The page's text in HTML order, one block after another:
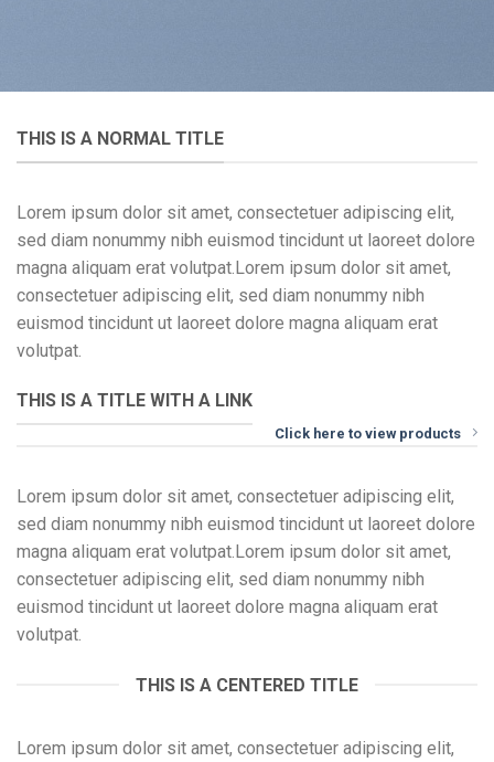
THIS IS A NORMAL TITLE
Lorem ipsum dolor sit amet, consectetuer adipiscing elit,
sed diam nonummy nibh euismod tincidunt ut laoreet dolore
magna aliquam erat volutpat.Lorem ipsum dolor sit amet,
consectetuer adipiscing elit, sed diam nonummy nibh
euismod tincidunt ut laoreet dolore magna aliquam erat
volutpat.
THIS IS A TITLE WITH A LINK
Click here to view products
Lorem ipsum dolor sit amet, consectetuer adipiscing elit,
sed diam nonummy nibh euismod tincidunt ut laoreet dolore
magna aliquam erat volutpat.Lorem ipsum dolor sit amet,
consectetuer adipiscing elit, sed diam nonummy nibh
euismod tincidunt ut laoreet dolore magna aliquam erat
volutpat.
THIS IS A CENTERED TITLE
Lorem ipsum dolor sit amet, consectetuer adipiscing elit,